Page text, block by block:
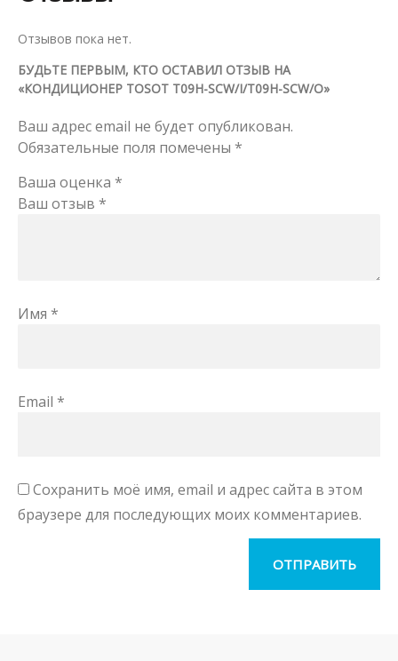
Отзывов пока нет.
БУДЬТЕ ПЕРВЫМ, КТО ОСТАВИЛ ОТЗЫВ НА
«КОНДИЦИОНЕР TOSOT T09H-SCW/I/T09H-SCW/O»
Ваш адрес email не будет опубликован.
Обязательные поля помечены *
Ваша оценка *
Ваш отзыв *
Имя *
Email *
Сохранить моё имя, email и адрес сайта в этом
браузере для последующих моих комментариев.